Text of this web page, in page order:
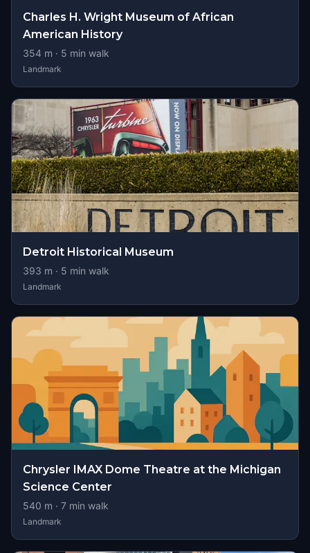
Charles H. Wright Museum of African
American History
354 m · 5 min walk
Landmark
Detroit Historical Museum
393 m · 5 min walk
Landmark
Chrysler IMAX Dome Theatre at the Michigan
Science Center
540 m · 7 min walk
Landmark